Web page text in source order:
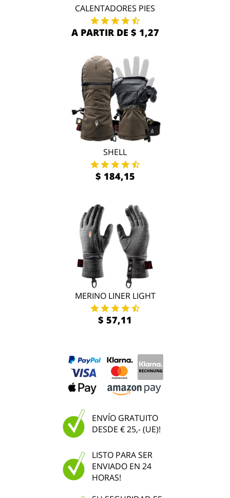
CALENTADORES PIES
A PARTIR DE $ 1,27
SHELL
$ 184,15
MERINO LINER LIGHT
$ 57,11
ENVÍO GRATUITO
DESDE € 25,- (UE)!
LISTO PARA SER
ENVIADO EN 24
HORAS!